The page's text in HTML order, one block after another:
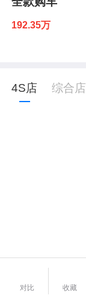
192.35万
4S店 综合店
对比 收藏